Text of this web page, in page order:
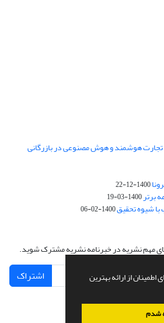
از ارائه بهترین
شدم
تجارت هوشمند و هوش مصنوعی در بازرگانی
1400-12-22
برتر1400-03-19
شیوه تحقیق1400-02-06
های مهم نشریه در خبرنامه نشریه مشترک شوید.
اشتراک